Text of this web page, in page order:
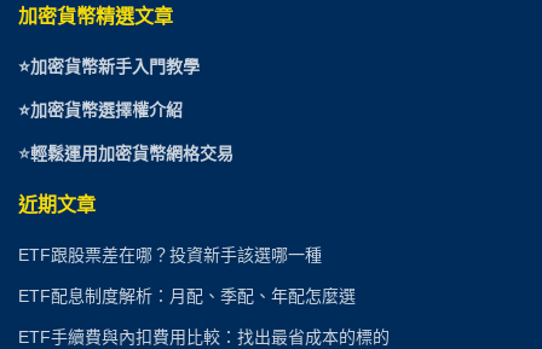
加密貨幣精選文章
⭐加密貨幣新手入門教學
⭐加密貨幣選擇權介紹
⭐輕鬆運用加密貨幣網格交易
近期文章
ETF跟股票差在哪？投資新手該選哪一種
ETF配息制度解析：月配、季配、年配怎麼選
ETF手續費與內扣費用比較：找出最省成本的標的